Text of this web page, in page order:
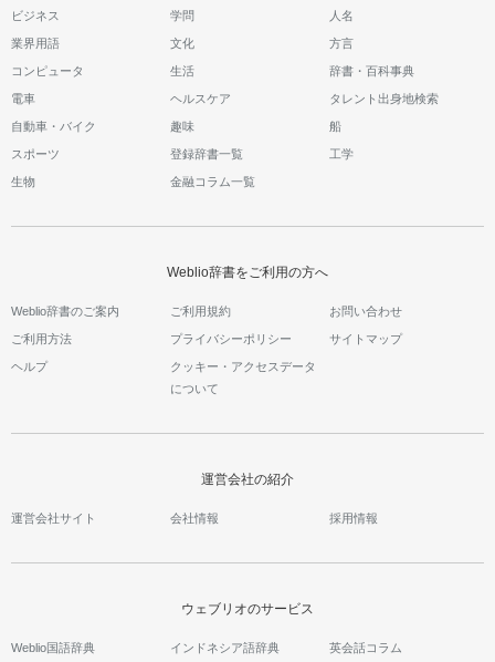
ビジネス 学問 人名
業界用語 文化 方言
コンピュータ 生活 辞書・百科事典
電車 ヘルスケア タレント出身地検索
自動車・バイク 趣味 船
スポーツ 登録辞書一覧 工学
生物 金融コラム一覧
Weblio辞書をご利用の方へ
Weblio辞書のご案内 ご利用規約 お問い合わせ
ご利用方法 プライバシーポリシー サイトマップ
ヘルプ
クッキー・アクセスデータ
について
運営会社の紹介
運営会社サイト 会社情報 採用情報
ウェブリオのサービス
Weblio国語辞典 インドネシア語辞典 英会話コラム